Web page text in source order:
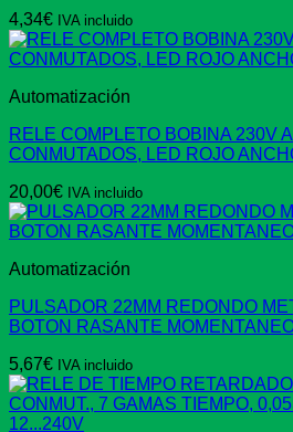
4,34€ IVA incluido
Automatización
RELE COMPLETO BOBINA 230V
CONMUTADOS, LED ROJO
20,00€ IVA incluido
Automatización
PULSADOR 22MM REDONDO
BOTON RASANTE
5,67€ IVA incluido